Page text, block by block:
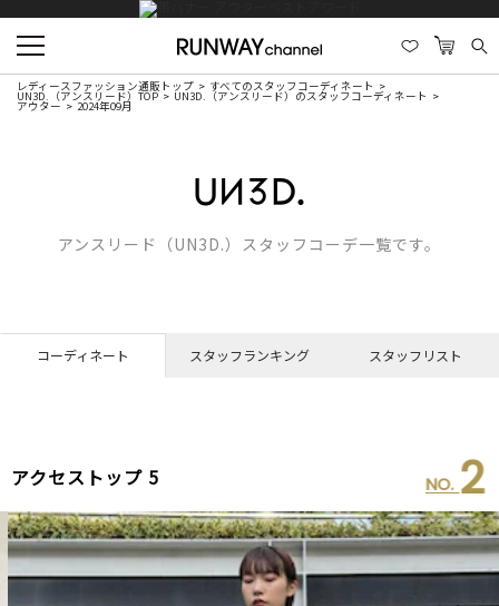
レディースファッション通販トップ すべてのスタッフコーディネート
UN3D.（アンスリード）TOP UN3D.（アンスリード）のスタッフコーディネート
アウター 2024年09月
アンスリード（UN3D.）スタッフコーデ一覧です。
コーディネート スタッフランキング スタッフリスト
アクセストップ 5 NO. 2